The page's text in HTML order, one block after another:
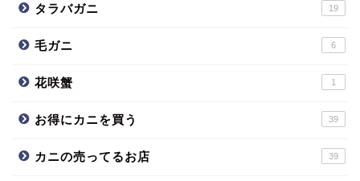
タラバガニ 19
毛ガニ 6
花咲蟹 1
お得にカニを買う 39
カニの売ってるお店 39